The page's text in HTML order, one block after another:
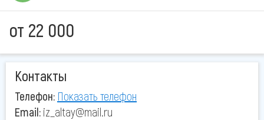
от 22 000
Контакты
Телефон: Показать телефон
Email: iz_altay@mail.ru